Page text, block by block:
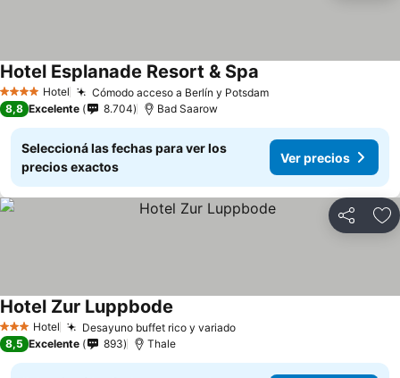
4 EstrellasHotel Cómodo acceso a Berlín y Potsdam
Hotel Esplanade Resort & Spa
8,8 Excelente 8.704 Bad Saarow
Seleccioná las fechas para ver los
precios exactos
Ver precios
Compartir
3 Estrellas
Hotel Desayuno buffet rico y variado
Hotel Zur Luppbode
8,5 Excelente 893 Thale